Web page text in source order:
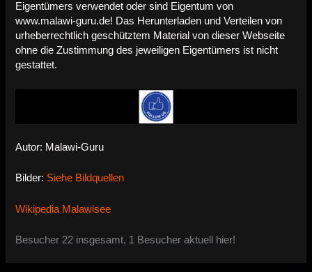
Eigentümers verwendet oder sind Eigentum von
www.malawi-guru.de! Das Herunterladen und Verteilen von
urheberrechtlich geschütztem Material von dieser Webseite
ohne die Zustimmung des jeweiligen Eigentümers ist nicht
gestattet.
Autor: Malawi-Guru
Bilder: Siehe Bildquellen
Wikipedia Malawisee
Besucher 22 insgesamt, 1 Besucher aktuell hier!